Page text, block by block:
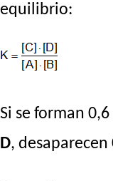
equilibrio:
Si se forman
D,